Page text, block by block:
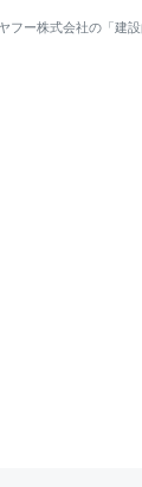
フー株式会社の「建